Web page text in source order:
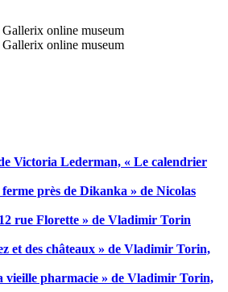
Victoria Lederman, « Le calendrier
ferme près de Dikanka » de Nicolas
rue Florette » de Vladimir Torin
et des châteaux » de Vladimir Torin,
vieille pharmacie » de Vladimir Torin,